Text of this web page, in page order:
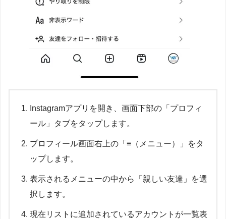
Instagramアプリを開き、画面下部の「プロフィ
ール」タブをタップします。
プロフィール画面右上の「≡（メニュー）」をタ
ップします。
表示されるメニューの中から「親しい友達」を選
択します。
現在リストに追加されているアカウントが一覧表